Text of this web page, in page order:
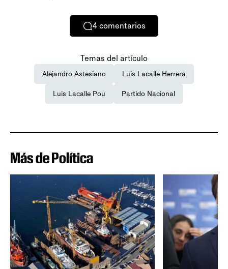
4 comentarios
Temas del artículo
Alejandro Astesiano Luis Lacalle Herrera
Luis Lacalle Pou Partido Nacional
Más de Política